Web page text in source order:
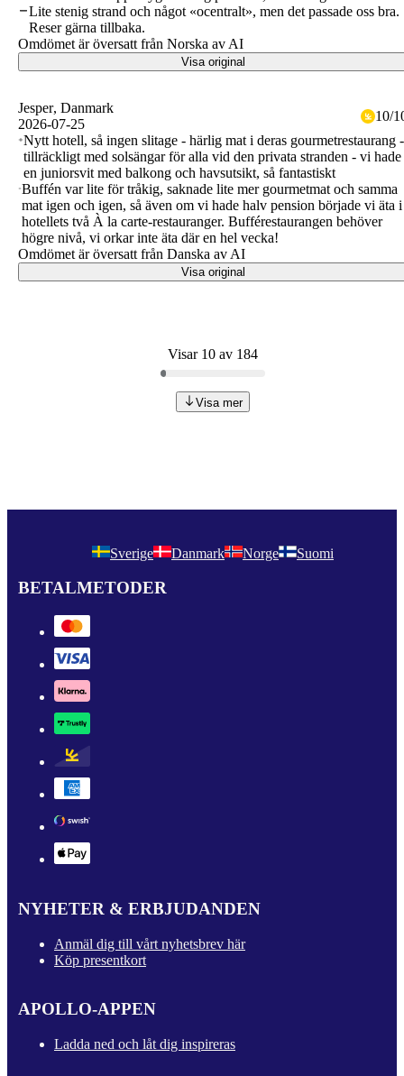
Lite stenig strand och något «ocentralt», men det passade oss bra.
Reser gärna tillbaka.
Omdömet är översatt från Norska av AI
Visa original
Jesper, Danmark
2026-07-25
10/
Nytt hotell, så ingen slitage - härlig mat i deras gourmetrestaurang -
tillräckligt med solsängar för alla vid den privata stranden - vi hade
en juniorsvit med balkong och havsutsikt, så fantastiskt
Buffén var lite för tråkig, saknade lite mer gourmetmat och samma
mat igen och igen, så även om vi hade halv pension började vi äta i
hotellets två À la carte-restauranger. Bufférestaurangen behöver
högre nivå, vi orkar inte äta där en hel vecka!
Omdömet är översatt från Danska av AI
Visa original
Visar 10 av 184
Visa mer
Sverige Danmark Norge Suomi
BETALMETODER
NYHETER & ERBJUDANDEN
Anmäl dig till vårt nyhetsbrev här
Köp presentkort
APOLLO-APPEN
Ladda ned och låt dig inspireras